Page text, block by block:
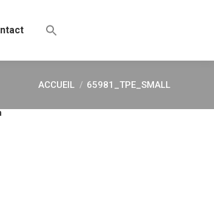
Vous êtes ici :
ACCUEIL 65981_TPE_SMALL